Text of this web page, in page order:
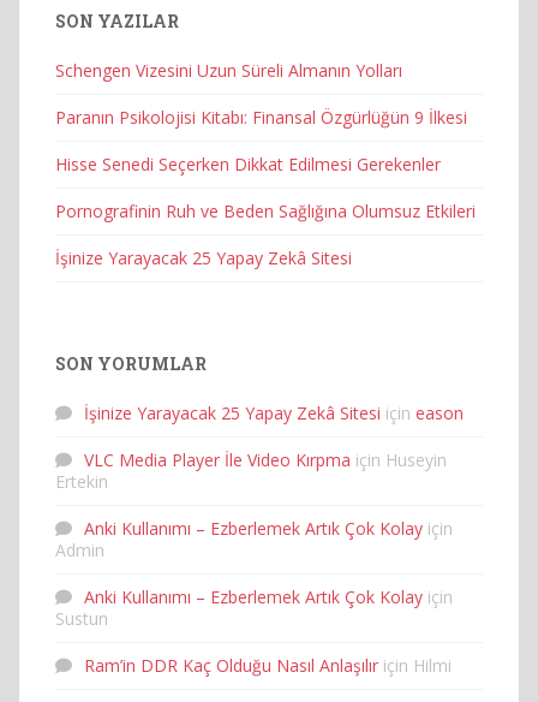
SON YAZILAR
Schengen Vizesini Uzun Süreli Almanın Yolları
Paranın Psikolojisi Kitabı: Finansal Özgürlüğün 9 İlkesi
Hisse Senedi Seçerken Dikkat Edilmesi Gerekenler
Pornografinin Ruh ve Beden Sağlığına Olumsuz Etkileri
İşinize Yarayacak 25 Yapay Zekâ Sitesi
SON YORUMLAR
İşinize Yarayacak 25 Yapay Zekâ Sitesi için eason
VLC Media Player İle Video Kırpma için Huseyin
Ertekin
Anki Kullanımı – Ezberlemek Artık Çok Kolay için
Admin
Anki Kullanımı – Ezberlemek Artık Çok Kolay için
Sustun
Ram’in DDR Kaç Olduğu Nasıl Anlaşılır için Hilmi